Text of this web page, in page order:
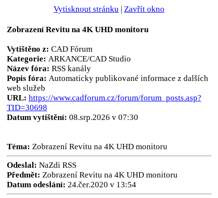
Vytisknout stránku | Zavřít okno
Zobrazení Revitu na 4K UHD monitoru
Vytištěno z: CAD Fórum
Kategorie: ARKANCE/CAD Studio
Název fóra: RSS kanály
Popis fóra: Automaticky publikované informace z dalších
web služeb
URL: https://www.cadforum.cz/forum/forum_posts.asp?
TID=30698
Datum vytištění: 08.srp.2026 v 07:30
Téma: Zobrazení Revitu na 4K UHD monitoru
Odeslal: NaZdi RSS
Předmět: Zobrazení Revitu na 4K UHD monitoru
Datum odeslání: 24.čer.2020 v 13:54